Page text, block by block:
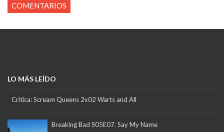
COMENTARIOS
LO MÁS LEÍDO
Crítica: Scream Queens 2x02 Warts and All
Breaking Bad S05E07. Say My Name